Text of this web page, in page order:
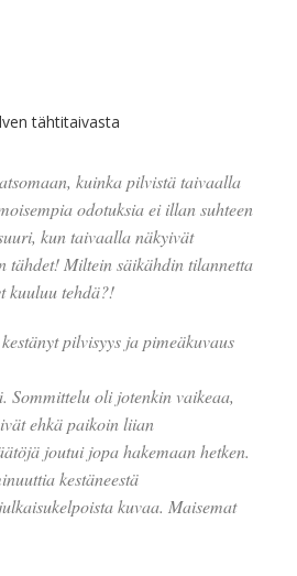
tähtitaivasta
kuinka pilvistä taivaalla
odotuksia ei illan suhteen
kun taivaalla näkyivät
tähdet! Miltein säikähdin tilannetta
kuuluu tehdä?!
pilvisyys ja pimeäkuvaus
Sommittelu oli jotenkin vaikeaa,
ehkä paikoin liian
joutui jopa hakemaan hetken.
kestäneestä
kuvaa. Maisemat